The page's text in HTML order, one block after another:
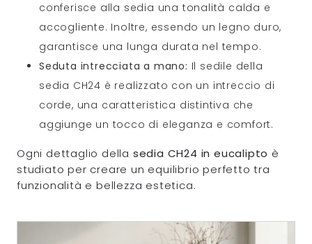
conferisce alla sedia una tonalità calda e
accogliente. Inoltre, essendo un legno duro,
garantisce una lunga durata nel tempo.
Seduta intrecciata a mano: Il sedile della
sedia CH24 è realizzato con un intreccio di
corde, una caratteristica distintiva che
aggiunge un tocco di eleganza e comfort.
Ogni dettaglio della sedia CH24 in eucalipto è
studiato per creare un equilibrio perfetto tra
funzionalità e bellezza estetica.